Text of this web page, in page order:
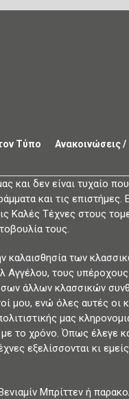
Τύπο Ανακοινώσεις
και δεν είναι τυχαίο
και τις επιστήμες.
Καλές Τέχνες στους
τους.
καλαισθησία των
Αγγέλου, τους
άλλων κλασσικών
μου, ενώ όλες αυτές οι
μας
το χρόνο. Όπως έλεγε
εξελίσσονται κι
Μπρίττεν ή